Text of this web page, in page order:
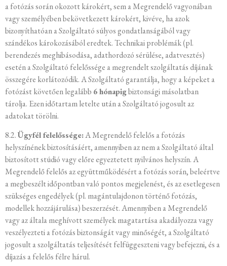
a fotózás során okozott károkért, sem a Megrendelő vagyonában
vagy személyében bekövetkezett károkért, kivéve, ha azok
bizonyíthatóan a Szolgáltató súlyos gondatlanságából vagy
szándékos károkozásából eredtek. Technikai problémák (pl.
berendezés meghibásodása, adathordozó sérülése, adatvesztés)
esetén a Szolgáltató felelőssége a megrendelt szolgáltatás díjának
összegére korlátozódik. A Szolgáltató garantálja, hogy a képeket a
fotózást követően legalább 6 hónapigbiztonsági másolatban
tárolja. Ezen időtartam letelte után a Szolgáltató jogosult az
adatokat törölni.
8.2.Ügyfél felelőssége:A Megrendelő felelős a fotózás
helyszínének biztosításáért, amennyiben az nem a Szolgáltató által
biztosított stúdió vagy előre egyeztetett nyilvános helyszín. A
Megrendelő felelős az együttműködésért a fotózás során, beleértve
a megbeszélt időpontban való pontos megjelenést, és az esetlegesen
szükséges engedélyek (pl. magántulajdonon történő fotózás,
modellek hozzájárulása) beszerzését. Amennyiben a Megrendelő
vagy az általa meghívott személyek magatartása akadályozza vagy
veszélyezteti a fotózás biztonságát vagy minőségét, a Szolgáltató
jogosult a szolgáltatás teljesítését felfüggeszteni vagy befejezni, és a
díjazás a felelős félre hárul.